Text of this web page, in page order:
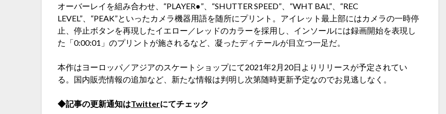
オーバーレイを組み合わせ、“PLAYER●”、“SHUTTER SPEED”、“WHT BAL”、“REC
LEVEL”、“PEAK”といったカメラ機器用語を随所にプリント。アイレット最上部にはカメラの一時停
止、停止ボタンを再現したイエロー／レッドのカラーを採用し、インソールには録画開始を表現し
た「0:00:01」のプリントが施されるなど、凝ったディテールが目立つ一足だ。
本作はヨーロッパ／アジアのスケートショップにて2021年2月20日よりリリースが予定されてい
る。国内販売情報の追加など、新たな情報は判明し次第随時更新予定なのでお見逃しなく。
◆記事の更新通知はTwitterにてチェック